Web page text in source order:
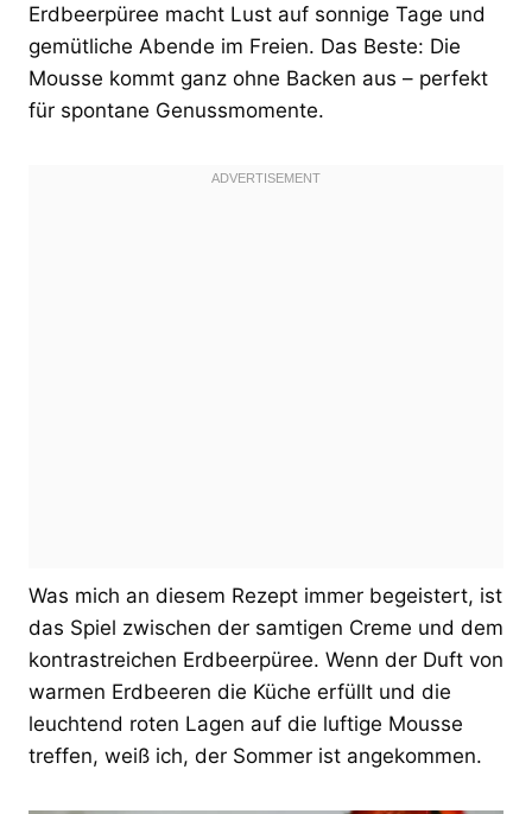
Erdbeerpüree macht Lust auf sonnige Tage und
gemütliche Abende im Freien. Das Beste: Die
Mousse kommt ganz ohne Backen aus – perfekt
für spontane Genussmomente.
Was mich an diesem Rezept immer begeistert, ist
das Spiel zwischen der samtigen Creme und dem
kontrastreichen Erdbeerpüree. Wenn der Duft von
warmen Erdbeeren die Küche erfüllt und die
leuchtend roten Lagen auf die luftige Mousse
treffen, weiß ich, der Sommer ist angekommen.